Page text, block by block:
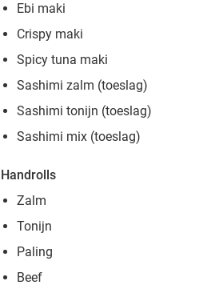
Ebi maki
Crispy maki
Spicy tuna maki
Sashimi zalm (toeslag)
Sashimi tonijn (toeslag)
Sashimi mix (toeslag)
Handrolls
Zalm
Tonijn
Paling
Beef